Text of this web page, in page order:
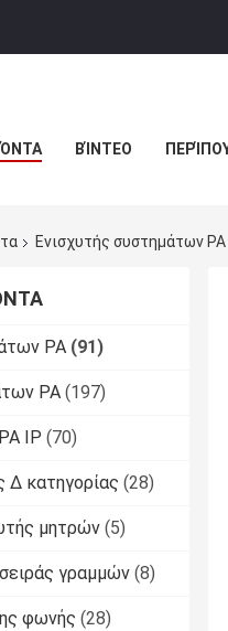
ΒΊΝΤΕΟ
Ενισχυτής συστημάτων PA
PA (91)
PA (197)
IP (70)
Δ κατηγορίας (28)
μητρών (5)
γραμμών (8)
φωνής (28)